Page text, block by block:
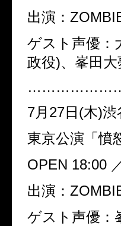
出演：
ゲスト声優：
政役)、峯田
7月27日(木)
東京公演「憤
OPEN 18:00
出演：
ゲスト声優：